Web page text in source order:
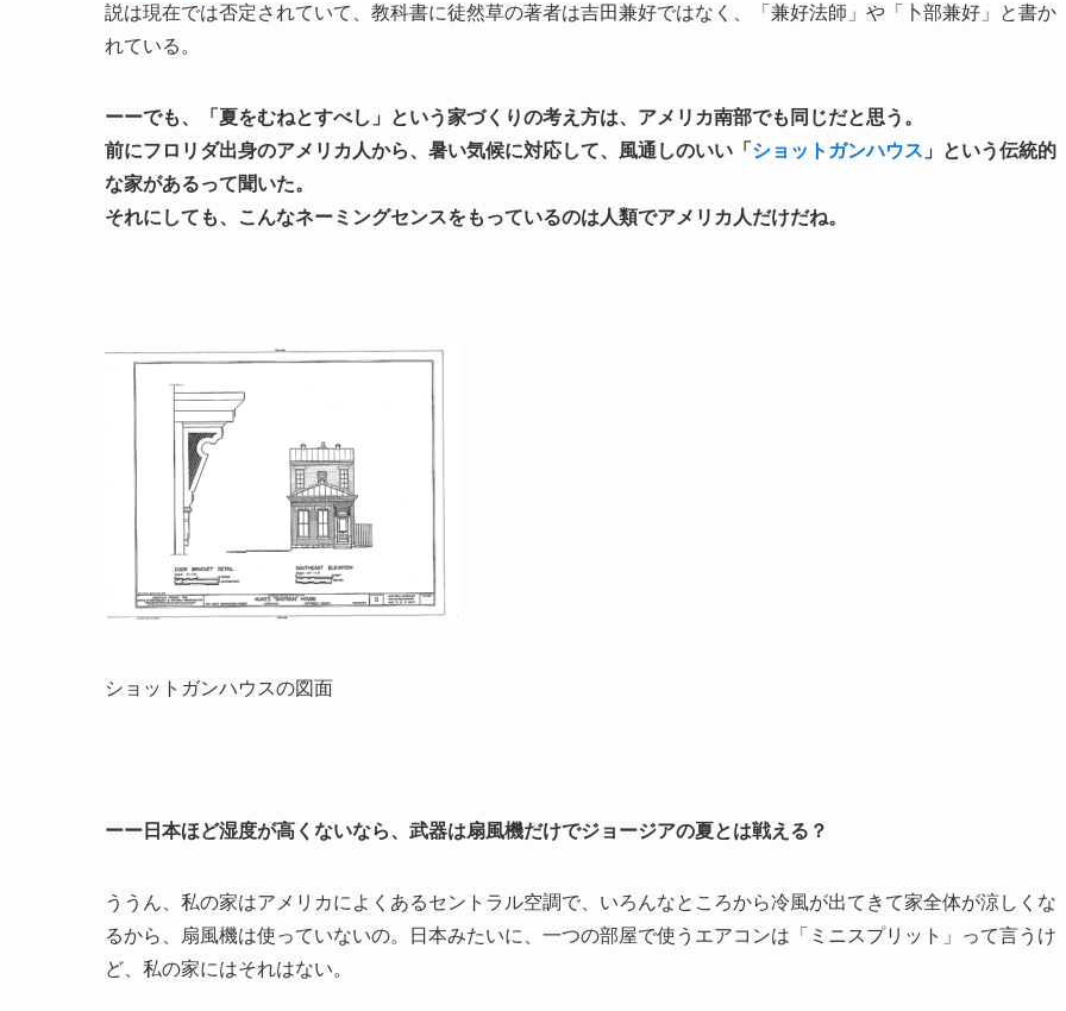
説は現在では否定されていて、教科書に徒然草の著者は吉田兼好ではなく、「兼好法師」や「卜部兼好」と書か
れている。
ーーでも、「夏をむねとすべし」という家づくりの考え方は、アメリカ南部でも同じだと思う。
前にフロリダ出身のアメリカ人から、暑い気候に対応して、風通しのいい「 ショットガンハウス 」という伝統的
な家があるって聞いた。
それにしても、こんなネーミングセンスをもっているのは人類でアメリカ人だけだね。
ショットガンハウスの図面
ーー日本ほど湿度が高くないなら、武器は扇風機だけでジョージアの夏とは戦える？
ううん、私の家はアメリカによくあるセントラル空調で、いろんなところから冷風が出てきて家全体が涼しくな
るから、扇風機は使っていないの。日本みたいに、一つの部屋で使うエアコンは「ミニスプリット」って言うけ
ど、私の家にはそれはない。